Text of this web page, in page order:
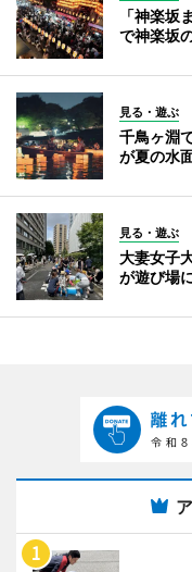
「神楽
で神楽坂
見る・遊ぶ
千鳥ヶ淵
が夏の水
見る・遊ぶ
大妻女子
が遊び場